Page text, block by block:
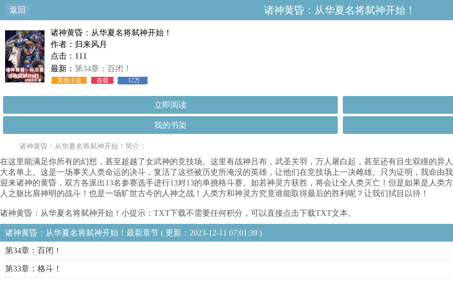
返回 诸神黄昏：从华夏名将弑神开始！
诸神黄昏：从华夏名将弑神开始！
作者：归来风月
点击：111
最新： 第34章：百闭！
其他小说 连载 12万
立即阅读
我的书架
诸神黄昏：从华夏名将弑神开始！简介：
在这里能满足你所有的幻想，甚至超越了女武神的竞技场。这里有战神吕布，武圣关羽，万人屠白起，甚至还有目生双瞳的异
大名单上。这是一场事关人类命运的决斗，复活了这些被历史所淹没的英雄，让他们在竞技场上一决雌雄。只为证明，我命由
迎来诸神的黄昏，双方各派出13名参赛选手进行13对13的单挑格斗赛。如若神灵方获胜，将会让全人类灭亡！但是如果是人类
人之躯比肩神明的战斗！也是一场旷世古今的人神之战！人类方和神灵方究竟谁能取得最后的胜利呢？让我们拭目以待！
诸神黄昏：从华夏名将弑神开始！小提示：TXT下载不需要任何积分，可以直接点击下载TXT文本。
诸神黄昏：从华夏名将弑神开始！最新章节 ( 更新：2023-12-11 07:01:39 )
第34章：百闭！
第33章：格斗！